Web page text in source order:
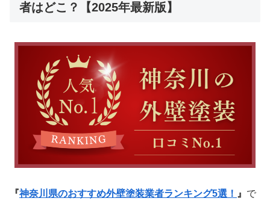
者はどこ？【2025年最新版】
『神奈川県のおすすめ外壁塗装業者ランキング5選！ 』 で